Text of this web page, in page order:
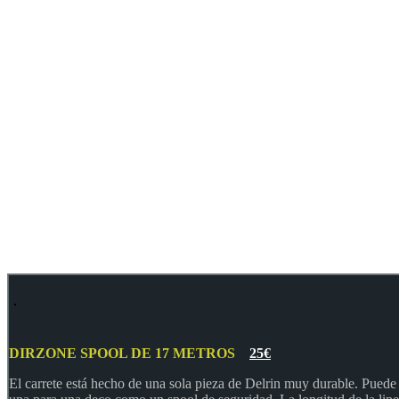
DIRZONE SPOOL DE 17 METROS 25€
El carrete está hecho de una sola pieza de Delrin muy durable.